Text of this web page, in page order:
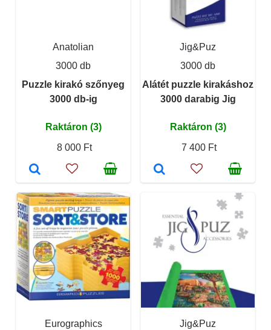
Anatolian
3000 db
Puzzle kirakó szőnyeg
3000 db-ig
Raktáron (3)
8 000 Ft
Jig&Puz
3000 db
Alátét puzzle kirakáshoz
3000 darabig Jig
Raktáron (3)
7 400 Ft
Eurographics
Jig&Puz